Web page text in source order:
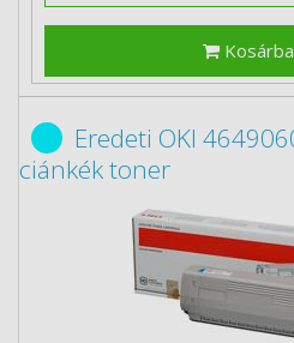
Eredeti OKI
ciánkék toner